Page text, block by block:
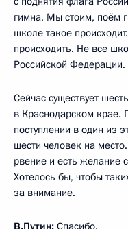
гимна. Мы стоим, поём
школе такое
происходить. Не все
Российской Федерации.
Сейчас существует
в Краснодарском крае.
поступлении в один из
шести человек на
рвение и есть желание
Хотелось бы, чтобы
за внимание.
В.Путин: Спасибо.